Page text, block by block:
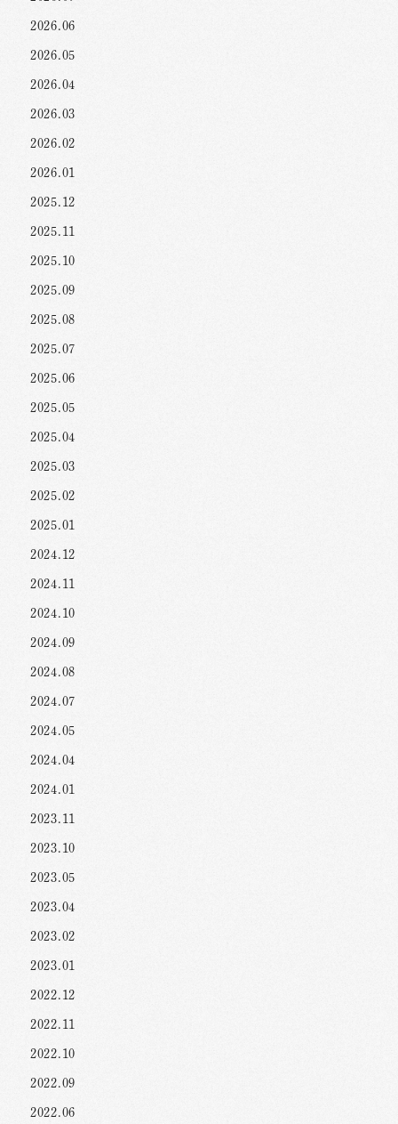
2026.06
2026.05
2026.04
2026.03
2026.02
2026.01
2025.12
2025.11
2025.10
2025.09
2025.08
2025.07
2025.06
2025.05
2025.04
2025.03
2025.02
2025.01
2024.12
2024.11
2024.10
2024.09
2024.08
2024.07
2024.05
2024.04
2024.01
2023.11
2023.10
2023.05
2023.04
2023.02
2023.01
2022.12
2022.11
2022.10
2022.09
2022.06